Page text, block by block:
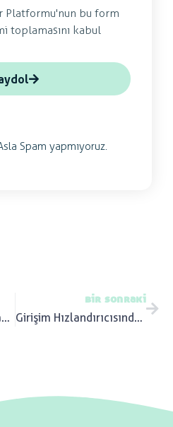
Platformu'nun bu form
toplamasını kabul
Spam yapmıyoruz.
Corporate & Startup Day Awards 2020
bir sonraki
Girişim Hızlandırıcısından Fazlası: Workup